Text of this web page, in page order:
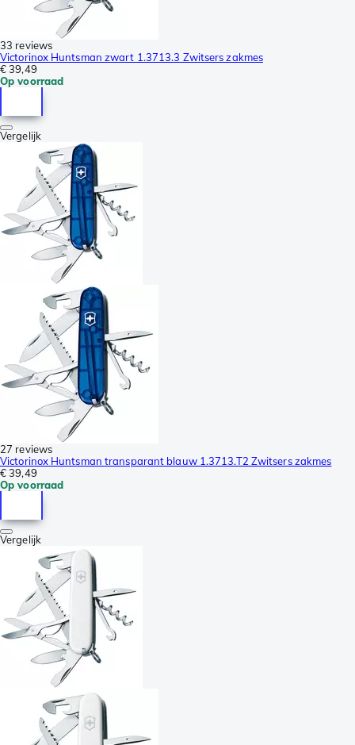
33 reviews
Victorinox Huntsman zwart 1.3713.3 Zwitsers zakmes
€ 39,49
Op voorraad
Vergelijk
27 reviews
Victorinox Huntsman transparant blauw 1.3713.T2 Zwitsers zakmes
€ 39,49
Op voorraad
Vergelijk